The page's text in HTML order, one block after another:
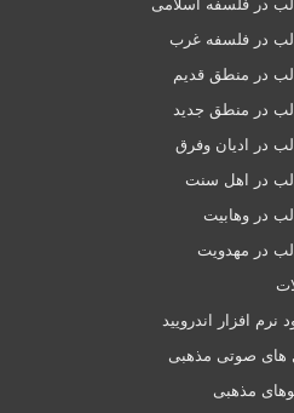
در فلسفه اسلامی
در فلسفه غرب
در منطق قدیم
در منطق جدید
در ادیان وفرق
در اهل سنت
در وهابیت
در مهدویت
نرم افزار اندرویید
های صوتی مذهبی
مذهبی